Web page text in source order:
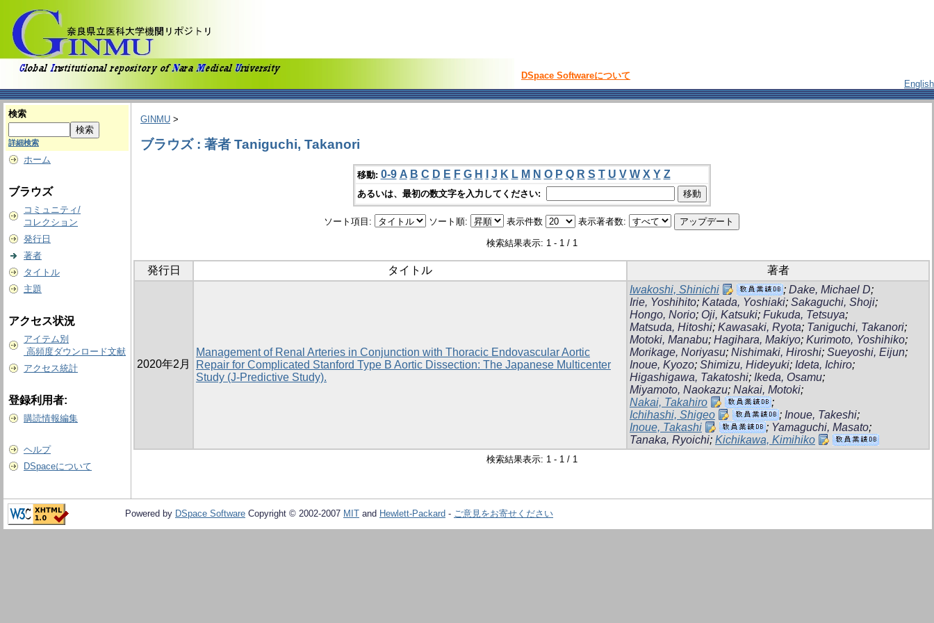
DSpace Softwareについて
English
検索
詳細検索
ホーム
ブラウズ
コミュニティ/
コレクション
発行日
著者
タイトル
主題
アクセス状況
アイテム別
高頻度ダウンロード文献
アクセス統計
登録利用者:
購読情報編集
ヘルプ
DSpaceについて
GINMU >
ブラウズ : 著者 Taniguchi, Takanori
移動: 0-9 A B C D E F G H J K L M N O P Q R S T U V W X Y Z
あるいは、最初の数文字を入力してください:
ソート項目: ソート順: 表示件数 表示著者数:
検索結果表示: 1 - 1 / 1
発行日 タイトル 著者
2020年2月
Management of Renal Arteries in Conjunction with Thoracic Endovascular Aortic
Repair for Complicated Stanford Type B Aortic Dissection: The Japanese Multicenter
Study (J-Predictive Study).
Iwakoshi, Shinichi ; Dake, Michael D;
Irie, Yoshihito; Katada, Yoshiaki; Sakaguchi, Shoji;
Hongo, Norio; Oji, Katsuki; Fukuda, Tetsuya;
Matsuda, Hitoshi; Kawasaki, Ryota; Taniguchi, Takanori;
Motoki, Manabu; Hagihara, Makiyo; Kurimoto, Yoshihiko;
Morikage, Noriyasu; Nishimaki, Hiroshi; Sueyoshi, Eijun;
Inoue, Kyozo; Shimizu, Hideyuki; Ideta, Ichiro;
Higashigawa, Takatoshi; Ikeda, Osamu;
Miyamoto, Naokazu; Nakai, Motoki;
Nakai, Takahiro
;
Ichihashi, Shigeo
; Inoue, Takeshi;
Inoue, Takashi
; Yamaguchi, Masato;
Tanaka, Ryoichi; Kichikawa, Kimihiko
検索結果表示: 1 - 1 / 1
Powered by DSpace Software Copyright © 2002-2007 MIT and Hewlett-Packard - ご意見をお寄せください